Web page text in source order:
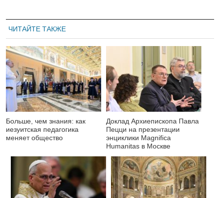
ЧИТАЙТЕ ТАКЖЕ
Больше, чем знания: как
иезуитская педагогика
меняет общество
Доклад Архиепископа Павла
Пецци на презентации
энциклики Magnifica
Нumanitas в Москве